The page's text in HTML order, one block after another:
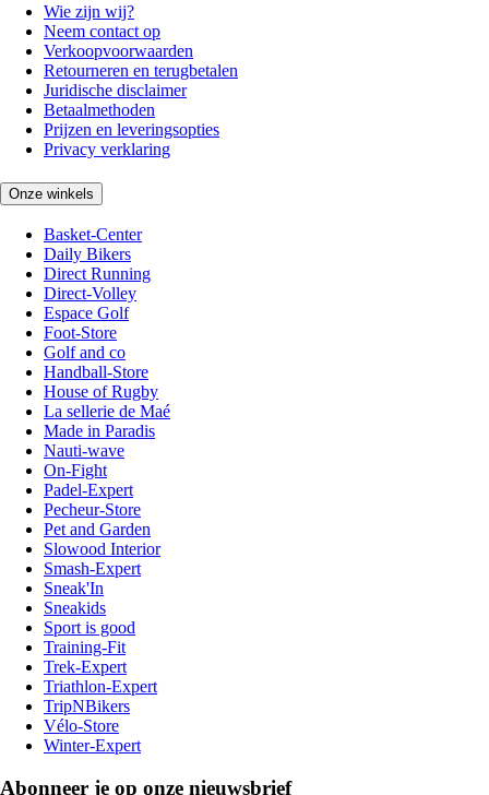
Wie zijn wij?
Neem contact op
Verkoopvoorwaarden
Retourneren en terugbetalen
Juridische disclaimer
Betaalmethoden
Prijzen en leveringsopties
Privacy verklaring
Onze winkels
Basket-Center
Daily Bikers
Direct Running
Direct-Volley
Espace Golf
Foot-Store
Golf and co
Handball-Store
House of Rugby
La sellerie de Maé
Made in Paradis
Nauti-wave
On-Fight
Padel-Expert
Pecheur-Store
Pet and Garden
Slowood Interior
Smash-Expert
Sneak'In
Sneakids
Sport is good
Training-Fit
Trek-Expert
Triathlon-Expert
TripNBikers
Vélo-Store
Winter-Expert
Abonneer je op onze nieuwsbrief